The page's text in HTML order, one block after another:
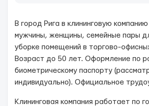
В город Рига в клининговую
мужчины, женщины, семейные пары
уборке помещений в торгово-
Возраст до 50 лет. Оформление по
биометрическому паспорту
индивидуально). Официальное
Клининговая компания работает по